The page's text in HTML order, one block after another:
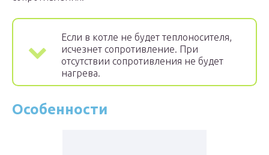
Если в котле не будет теплоносителя,
исчезнет сопротивление. При
отсутствии сопротивления не будет
нагрева.
Особенности